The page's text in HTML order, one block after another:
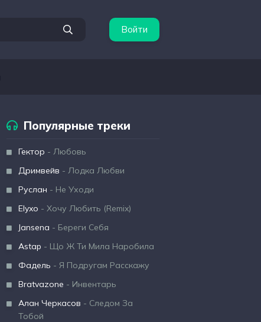
Войти
Популярные треки
Гектор - Любовь
Дримвейв - Лодка Любви
Руслан - Не Уходи
Elyxo - Хочу Любить (Remix)
Jansena - Береги Себя
Astap - Що Ж Ти Мила Наробила
Фадель - Я Подругам Расскажу
Bratvazone - Инвентарь
Алан Черкасов - Следом За
Тобой